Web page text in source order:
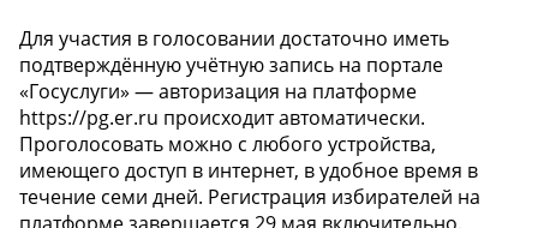
Для участия в голосовании достаточно иметь
подтверждённую учётную запись на портале
«Госуслуги» — авторизация на платформе
https://pg.er.ru происходит автоматически.
Проголосовать можно с любого устройства,
имеющего доступ в интернет, в удобное время в
течение семи дней. Регистрация избирателей на